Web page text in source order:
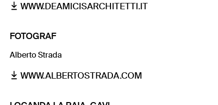
WWW.DEAMICISARCHITETTI.IT
FOTOGRAF
Alberto Strada
WWW.ALBERTOSTRADA.COM